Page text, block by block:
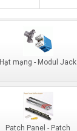
Hạt mạng - Modul Jack
Patch Panel - Patch